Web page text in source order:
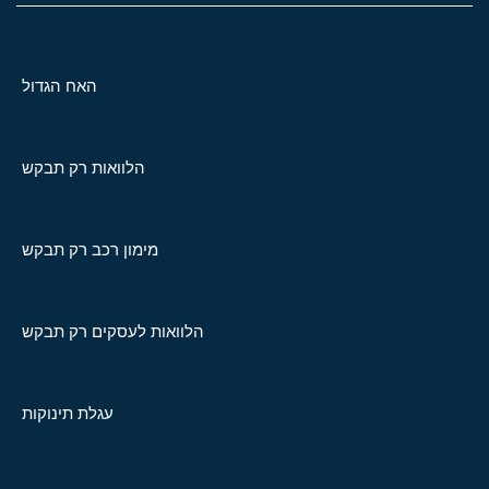
האח הגדול
הלוואות רק תבקש
מימון רכב רק תבקש
הלוואות לעסקים רק תבקש
עגלת תינוקות